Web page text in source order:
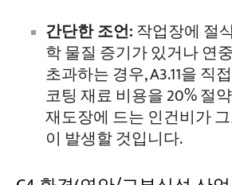
간단한 조언:작업장에 절
학 물질 증기가 있거나 연
초과하는 경우, A3.11을 직
코팅 재료 비용을 20% 절
재도장에 드는 인건비가
이 발생할 것입니다.